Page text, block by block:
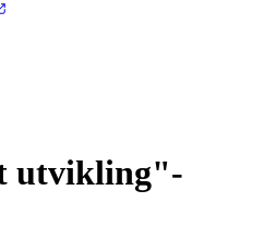
utvikling"-